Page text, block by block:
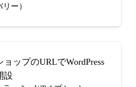
リー）
ョップのURLでWordPress
設